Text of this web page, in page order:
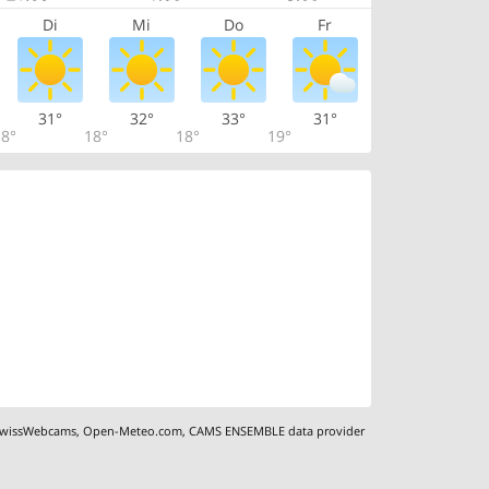
Di Mi Do Fr
31°
18°
32°
18°
33°
19°
31°
,Open-Meteo.com,CAMS ENSEMBLE data provider